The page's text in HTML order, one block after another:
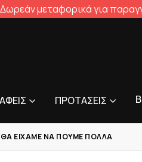
Δωρεάν μεταφορικά για
ΠΡΟΤΆΣΕΙΣ
ΘΑ ΕΊΧΑΜΕ ΝΑ ΠΟΎΜΕ ΠΟΛΛΆ